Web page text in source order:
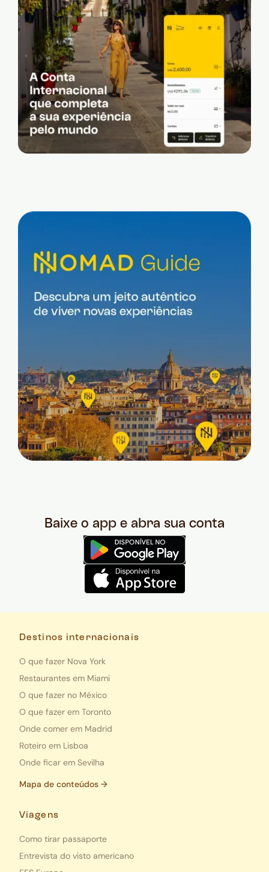
Baixe o app e abra sua conta
Destinos internacionais
O que fazer Nova York
Restaurantes em Miami
O que fazer no México
O que fazer em Toronto
Onde comer em Madrid
Roteiro em Lisboa
Onde ficar em Sevilha
Mapa de conteúdos →
Viagens
Como tirar passaporte
Entrevista do visto americano